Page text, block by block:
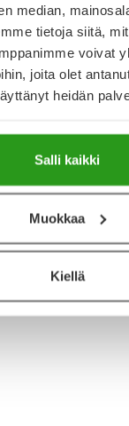
median,
tietoja siitä,
voivat
joita olet
heidän
Salli kaikki
Muokkaa
Kiellä
ja reseptin
korvattava.
€ lisätään
STADA 0,5 mg/
20 x 2 ml
20 x 2 ml